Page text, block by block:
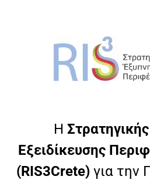
H
Εξειδίκευσης
(RIS3Crete) για την